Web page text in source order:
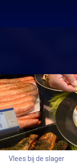
Vlees bij de slager